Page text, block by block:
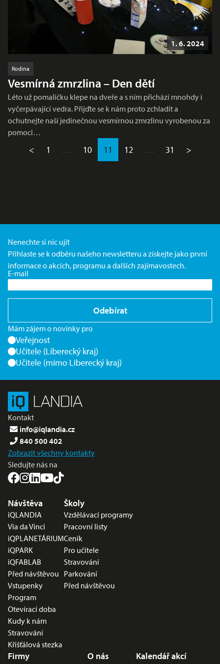
1. 6. 2024
Rodina
Vesmírná zmrzlina – Den dětí
Léto už pomaličku klepe na dveře a s ním přichází mnohdy i
vyčerpávající vedra. Přijďte se k nám proto zchladit a
ochutnejte naší jedinečnou vesmírnou zmrzlinu vyrobenou za
pomoci…
< 1 … 10 11 12 … 31 >
Nenechte si nic ujít
Přihlaste se k odběru našeho newsletteru a získejte jako první
informace o akcích, programu a dalších zajímavostech.
E-mail
Odebírat
Mám zájem o novinky pro
Veřejnost
Učitele (Liberecký kraj)
Učitele (mimo Liberecký kraj)
Kontakt
info@iqlandia.cz
840 500 402
Zobrazit všechny kontakty
Sledujte nás na
Nabídka v zápatí
Návštěva
iQLANDIA
Via da Vinci
iQPLANETÁRIUM
iQPARK
iQFABLAB
Před návštěvou
Vstupenky
Program
Otevírací doba
Kudy k nám
Stravování
Křišťálová stezka
Školy
Vzdělávací programy
Pracovní listy
Ceník
Pro učitele
Stravování
Parkování
Před návštěvou
Firmy O nás Kalendář akcí